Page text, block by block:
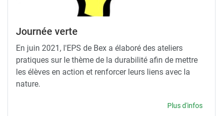
Journée verte
En juin 2021, l'EPS de Bex a élaboré des ateliers
pratiques sur le thème de la durabilité afin de mettre
les élèves en action et renforcer leurs liens avec la
nature.
Plus d'infos